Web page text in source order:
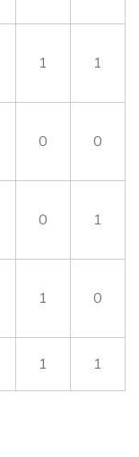
1 1
0 0
0 1
1 0
1 1